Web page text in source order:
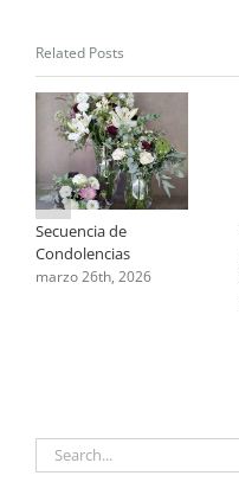
Related Posts
Secuencia de
Condolencias
marzo 26th, 2026
Search
for: